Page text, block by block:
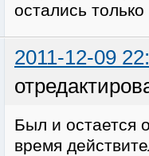
остались
2011-12-09
Был и остается
время